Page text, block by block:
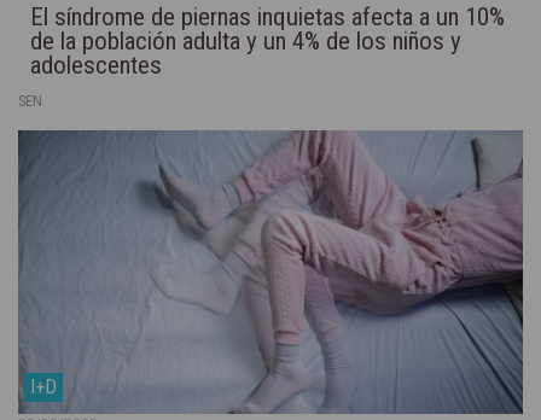
El síndrome de piernas inquietas afecta a un 10%
de la población adulta y un 4% de los niños y
adolescentes
SEN
I+D